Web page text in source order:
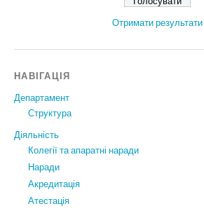
Отримати результати
НАВІГАЦІЯ
Департамент
Структура
Діяльність
Колегії та апаратні наради
Наради
Акредитація
Атестація